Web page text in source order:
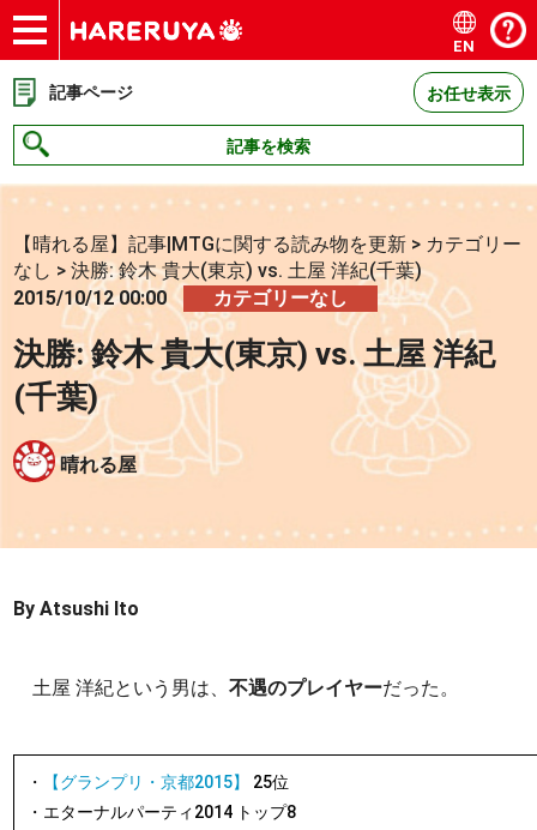
ショップ
買取
記事
デッキ検索
デッキ構築
選手一覧
店舗一覧
イベント
お問い合わせ
EN
記事ページ お任せ表示
記事を検索
【晴れる屋】記事|MTGに関する読み物を更新 > カテゴリー
なし >決勝: 鈴木 貴大(東京) vs. 土屋 洋紀(千葉)
2015/10/12 00:00
カテゴリーなし
決勝: 鈴木 貴大(東京) vs. 土屋 洋紀
(千葉)
晴れる屋
By Atsushi Ito
土屋 洋紀という男は、不遇のプレイヤーだった。
・ 【グランプリ・京都2015】
25位
・エターナルパーティ2014 トップ8